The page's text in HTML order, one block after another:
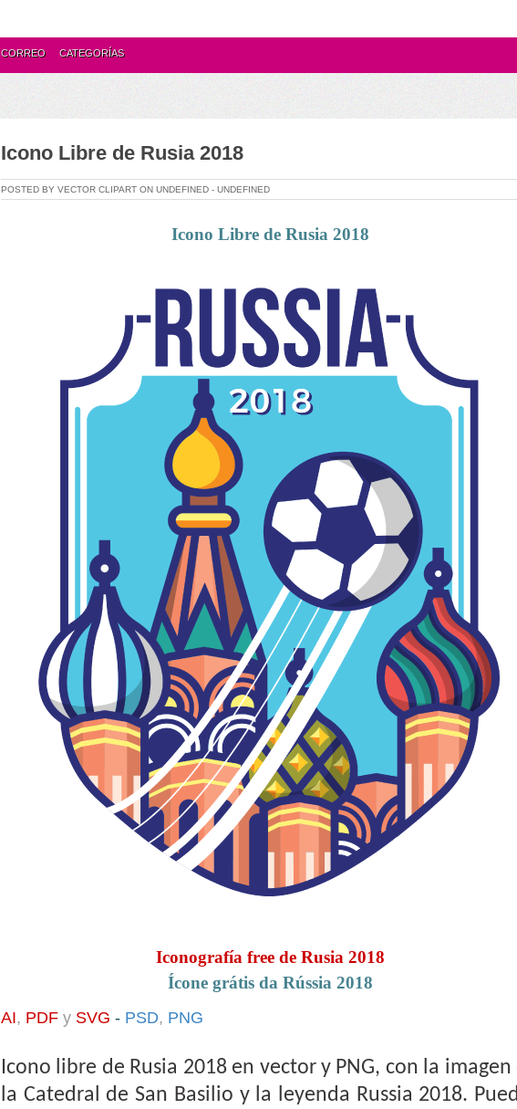
CORREO CATEGORÍAS
Icono Libre de Rusia 2018
POSTED BY VECTOR CLIPART ON UNDEFINED - UNDEFINED
Icono Libre de Rusia 2018
Iconografía free de Rusia 2018
Ícone grátis da Rússia 2018
AI, PDF y SVG - PSD, PNG
Icono libre de Rusia 2018 en vector y PNG, con la imagen
la Catedral de San Basilio y la leyenda Russia 2018.